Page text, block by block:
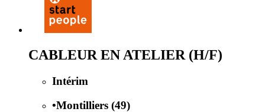
CABLEUR EN ATELIER (H/F)
Intérim
•Montilliers (49)